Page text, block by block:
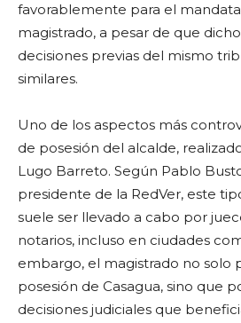
favorablemente para el
magistrado, a pesar de que
decisiones previas del mismo
similares.
Uno de los aspectos más
de posesión del alcalde,
Lugo Barreto. Según Pablo
presidente de la RedVer, este
suele ser llevado a cabo por
notarios, incluso en ciudades
embargo, el magistrado no solo
posesión de Casagua, sino que
decisiones judiciales que